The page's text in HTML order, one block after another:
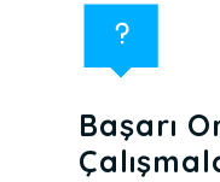
Başarı